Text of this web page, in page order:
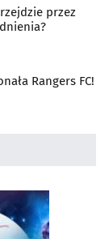
przez
Rangers FC!